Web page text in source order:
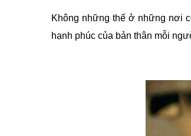
Không những thế ở những nơi
hạnh phúc của bản thân mỗi